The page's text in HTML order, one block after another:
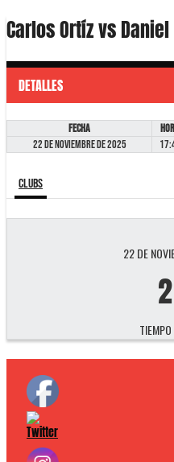
Carlos Ortíz vs
DETALLES
Fecha
22 de noviembre de 2025
Clubs
22 DE
2